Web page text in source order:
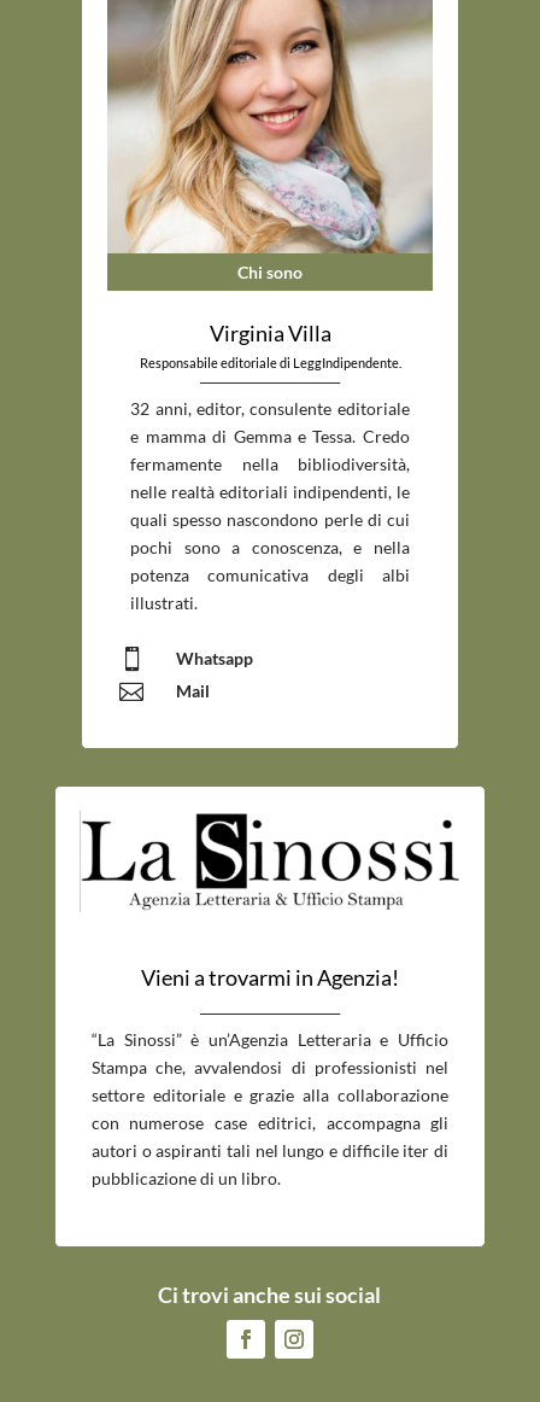
Chi sono
Virginia Villa
Responsabile editoriale di LeggIndipendente.
_____________________________
32 anni, editor, consulente editoriale
e mamma di Gemma e Tessa. Credo
fermamente nella bibliodiversità,
nelle realtà editoriali indipendenti, le
quali spesso nascondono perle di cui
pochi sono a conoscenza, e nella
potenza comunicativa degli albi
illustrati.
 Whatsapp
 Mail
Vieni a trovarmi in Agenzia!
“La Sinossi” è un’Agenzia Letteraria e Ufficio
Stampa che, avvalendosi di professionisti nel
settore editoriale e grazie alla collaborazione
con numerose case editrici, accompagna gli
autori o aspiranti tali nel lungo e difficile iter di
pubblicazione di un libro.
Ci trovi anche sui social